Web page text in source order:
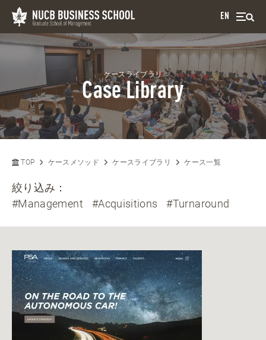
EN
ケースライブラリ
Case Library
TOP ケースメソッド ケースライブラリ ケース一覧
絞り込み：
#Management
#Acquisitions #Turnaround